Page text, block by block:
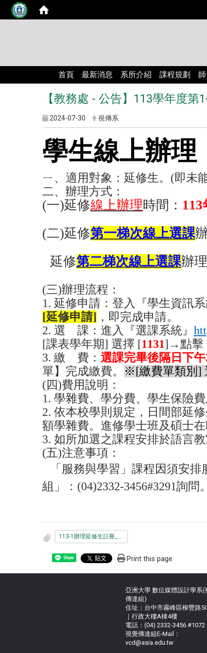
首頁 最新消息 系所介紹 課程規劃
【教務處 - 公告】113學年度
2024-07-30 視傳系
學生線上辦理
ㄧ、適用對象：延修生。(即未
二、辦理方式：
(一)延修線上辦理時間： 113
(二)延修第一梯次線上選課
延修第二梯次線上選課辦
(三)辦理流程：
1. 延修申請：登入『學生資訊系
[延修申請] ，即完成申請。
2. 選 課：進入『選課系統』
[課表學年期] 選擇 [1131]→點擊
3. 繳 費： 選課完畢後隔日下
單】完成繳費。
※[繳費單類別]
(四)費用說明：
1. 學雜費、學分費、學生保險
2. 依本校學則規定，日間部延
額學雜費。進修學士班及碩士
3. 如所加選之課程安排於語言
(五)注意事項：
「服務與學習」課程因須安
組」：(04)2332-3456#3291詢問。
113-1辦理延修生註冊_選課_繳費事宜.pdf
Share Print this page
亞洲大學 數位媒體設計學系(
傳達組)
住址：台中市霧峰區柳豐路
｜行政大樓A棟4樓
電話：(04) 2332-3456 #1072
視覺傳達組E-Mail：
vcd@asia.edu.tw